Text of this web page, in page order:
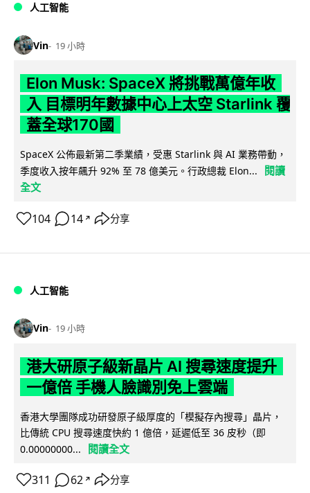
人工智能
Vin 19 小時
Elon Musk: SpaceX 將挑戰萬億年收
入 目標明年數據中心上太空 Starlink 覆
蓋全球170國
SpaceX 公佈最新第二季業績，受惠 Starlink 與 AI 業務帶動，
季度收入按年飆升 92% 至 78 億美元。行政總裁 Elon...
閱讀
全文
104 14 ↗ 分享
人工智能
Vin 19 小時
港大研原子級新晶片 AI 搜尋速度提升
一億倍 手機人臉識別免上雲端
香港大學團隊成功研發原子級厚度的「模擬存內搜尋」晶片，
比傳統 CPU 搜尋速度快約 1 億倍，延遲低至 36 皮秒（即
0.00000000...
閱讀全文
311 62 ↗ 分享